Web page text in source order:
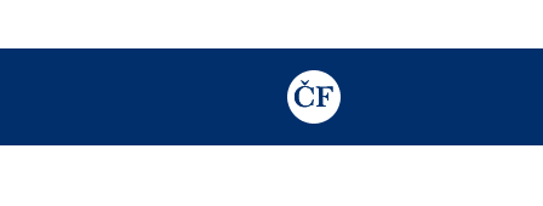
TODO: Add description for reader